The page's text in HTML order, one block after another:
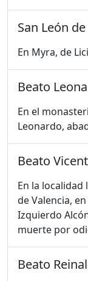
San León
En Myra, de
Beato
En el
Leonardo,
Beato
En la
de Valencia,
Izquierdo
muerte por
Beato